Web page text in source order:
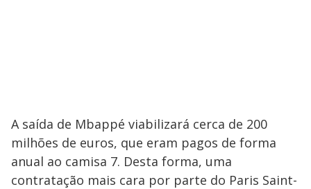
A saída de Mbappé viabilizará cerca de 200
milhões de euros, que eram pagos de forma
anual ao camisa 7. Desta forma, uma
contratação mais cara por parte do Paris Saint-